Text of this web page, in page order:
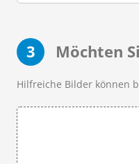
3 Möchten
Hilfreiche Bilder können